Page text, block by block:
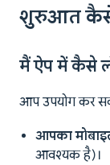
शुरुआत
मैं ऐप में कैसे
आप उपयोग कर
आपका
आवश्यक है)।